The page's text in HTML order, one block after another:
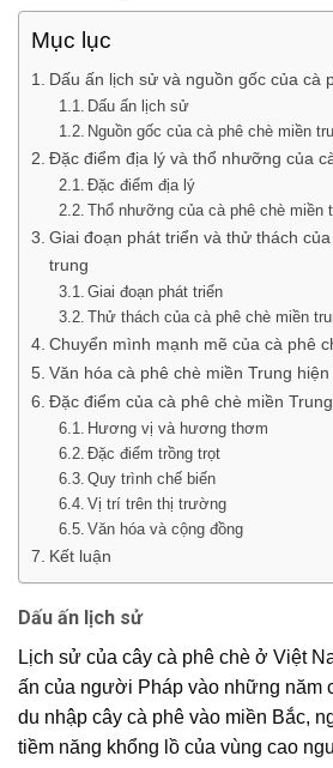
Mục lục
Dấu ấn lịch sử và nguồn gốc của cà
Dấu ấn lịch sử
Nguồn gốc của cà phê chè miền
Đặc điểm địa lý và thổ nhưỡng của
Đặc điểm địa lý
Thổ nhưỡng của cà phê chè miền
Giai đoạn phát triển và thử thách
trung
Giai đoạn phát triển
Thử thách của cà phê chè miền
Chuyển mình mạnh mẽ của cà phê
Văn hóa cà phê chè miền Trung hiện
Đặc điểm của cà phê chè miền Trung
Hương vị và hương thơm
Đặc điểm trồng trọt
Quy trình chế biến
Vị trí trên thị trường
Văn hóa và cộng đồng
Kết luận
Dấu ấn lịch sử
Lịch sử của cây cà phê chè ở Việt
ấn của người Pháp vào những năm
du nhập cây cà phê vào miền Bắc,
tiềm năng khổng lồ của vùng cao